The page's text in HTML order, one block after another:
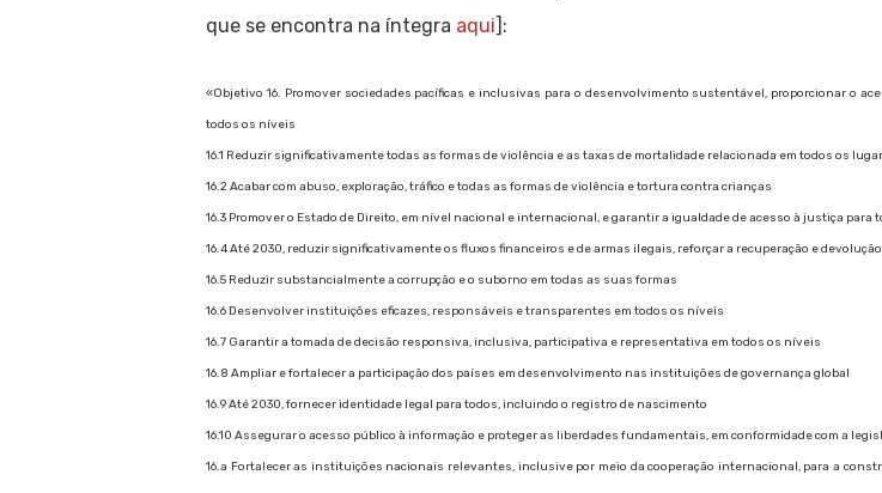
que se encontra na íntegra aqui]:
«Objetivo 16. Promover sociedades pacíficas e inclusivas para o desenvolvimento sustentável, proporcionar o
todos os níveis
16.1 Reduzir significativamente todas as formas de violência e as taxas de mortalidade relacionada em todos os
16.2 Acabar com abuso, exploração, tráfico e todas as formas de violência e tortura contra crianças
16.3 Promover o Estado de Direito, em nível nacional e internacional, e garantir a igualdade de acesso à justiça para
16.4 Até 2030, reduzir significativamente os fluxos financeiros e de armas ilegais, reforçar a recuperação e
16.5 Reduzir substancialmente a corrupção e o suborno em todas as suas formas
16.6 Desenvolver instituições eficazes, responsáveis e transparentes em todos os níveis
16.7 Garantir a tomada de decisão responsiva, inclusiva, participativa e representativa em todos os níveis
16.8 Ampliar e fortalecer a participação dos países em desenvolvimento nas instituições de governança global
16.9 Até 2030, fornecer identidade legal para todos, incluindo o registro de nascimento
16.10 Assegurar o acesso público à informação e proteger as liberdades fundamentais, em conformidade com a
16.a Fortalecer as instituições nacionais relevantes, inclusive por meio da cooperação internacional, para a